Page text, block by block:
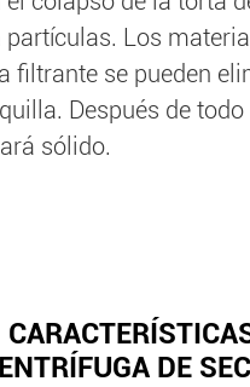
Los
filtrante se pueden
Después de todo
sólido.
DE